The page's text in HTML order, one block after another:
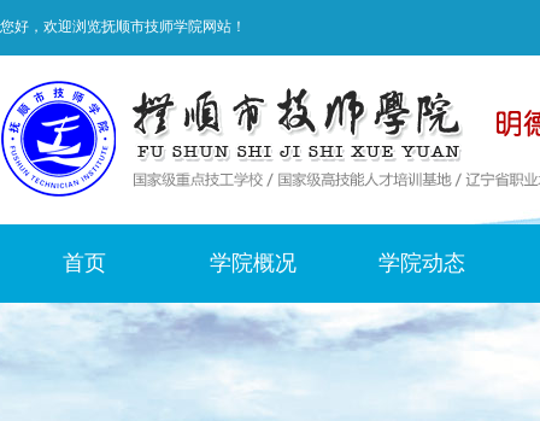
您好，欢迎浏览抚顺市技师学院网站！
首页 学院概况 学院动态